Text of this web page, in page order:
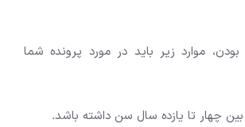
موارد زیر باید در مورد پرونده شما
چهار تا یازده سال سن داشته باشد.